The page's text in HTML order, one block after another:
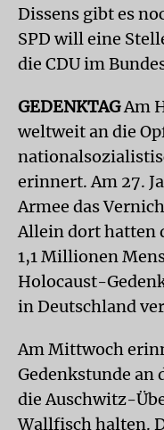
Dissens gibt es
SPD will eine
die CDU im
GEDENKTAGAm
weltweit an die
erinnert. Am 27.
Armee das
Allein dort hatten
1,1 Millionen
Holocaust-
in Deutschland
Am Mittwoch
Gedenkstunde an
die Auschwitz-
Wallfisch halten.